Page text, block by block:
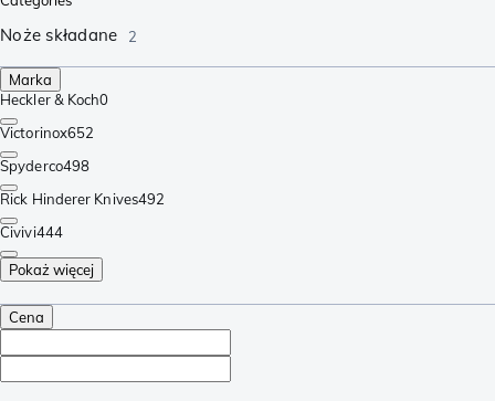
Noże składane 2
Marka
Heckler & Koch0
Victorinox652
Spyderco498
Rick Hinderer Knives492
Civivi444
Pokaż więcej
Cena